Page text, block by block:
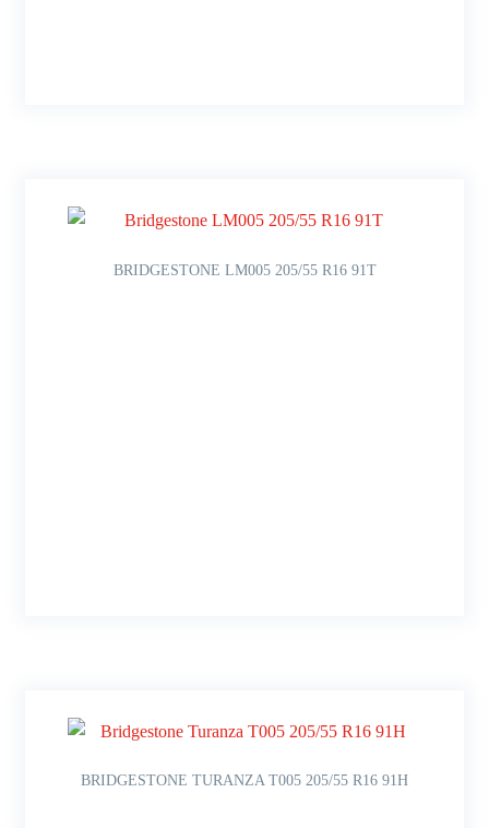
BRIDGESTONE LM005 205/55 R16 91T
BRIDGESTONE TURANZA T005 205/55 R16 91H